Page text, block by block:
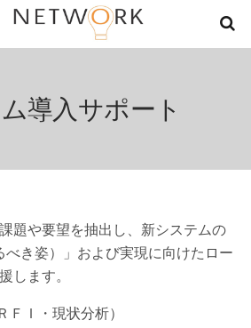
導入サポート
題や要望を抽出し、新システムの
べき姿）」および実現に向けたロー
します。
ＦＩ・現状分析）